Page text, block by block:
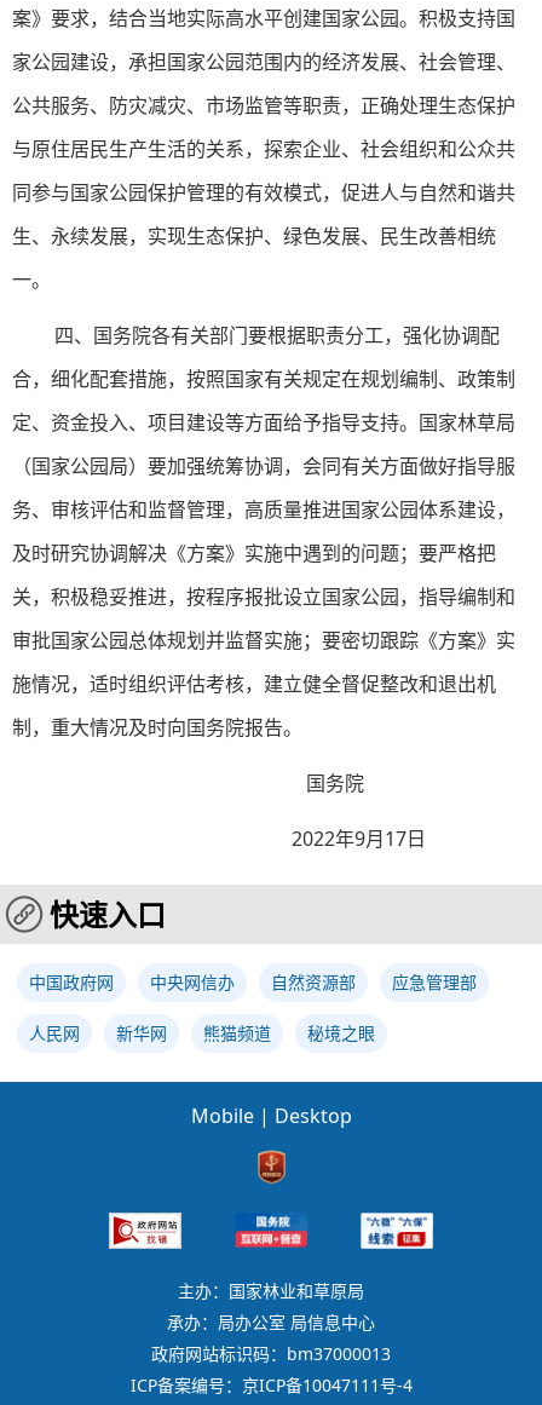
案》要求，结合当地实际高水平创建国家公园。积极支持国
家公园建设，承担国家公园范围内的经济发展、社会管理、
公共服务、防灾减灾、市场监管等职责，正确处理生态保护
与原住居民生产生活的关系，探索企业、社会组织和公众共
同参与国家公园保护管理的有效模式，促进人与自然和谐共
生、永续发展，实现生态保护、绿色发展、民生改善相统
一。
四、国务院各有关部门要根据职责分工，强化协调配
合，细化配套措施，按照国家有关规定在规划编制、政策制
定、资金投入、项目建设等方面给予指导支持。国家林草局
（国家公园局）要加强统筹协调，会同有关方面做好指导服
务、审核评估和监督管理，高质量推进国家公园体系建设，
及时研究协调解决《方案》实施中遇到的问题；要严格把
关，积极稳妥推进，按程序报批设立国家公园，指导编制和
审批国家公园总体规划并监督实施；要密切跟踪《方案》实
施情况，适时组织评估考核，建立健全督促整改和退出机
制，重大情况及时向国务院报告。
国务院
2022年9月17日
快速入口
中国政府网 中央网信办 自然资源部 应急管理部
人民网 新华网 熊猫频道 秘境之眼
Mobile | Desktop
主办：国家林业和草原局
承办：局办公室 局信息中心
政府网站标识码：bm37000013
ICP备案编号：京ICP备10047111号-4